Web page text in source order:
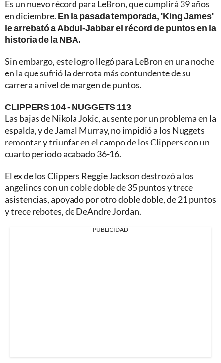
Es un nuevo récord para LeBron, que cumplirá 39 años
en diciembre. En la pasada temporada, 'King James'
le arrebató a Abdul-Jabbar el récord de puntos en la
historia de la NBA.
Sin embargo, este logro llegó para LeBron en una noche
en la que sufrió la derrota más contundente de su
carrera a nivel de margen de puntos.
CLIPPERS 104 - NUGGETS 113
Las bajas de Nikola Jokic, ausente por un problema en la
espalda, y de Jamal Murray, no impidió a los Nuggets
remontar y triunfar en el campo de los Clippers con un
cuarto período acabado 36-16.
El ex de los Clippers Reggie Jackson destrozó a los
angelinos con un doble doble de 35 puntos y trece
asistencias, apoyado por otro doble doble, de 21 puntos
y trece rebotes, de DeAndre Jordan.
PUBLICIDAD